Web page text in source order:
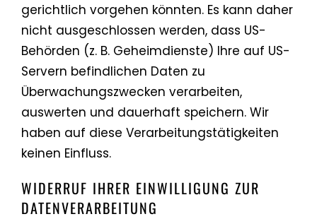
gerichtlich vorgehen könnten. Es kann daher
nicht ausgeschlossen werden, dass US-
Behörden (z. B. Geheimdienste) Ihre auf US-
Servern befindlichen Daten zu
Überwachungszwecken verarbeiten,
auswerten und dauerhaft speichern. Wir
haben auf diese Verarbeitungstätigkeiten
keinen Einfluss.
WIDERRUF IHRER EINWILLIGUNG ZUR
DATENVERARBEITUNG